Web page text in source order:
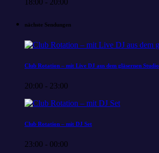
18:00 - 20:00
nächste Sendungen
Club Rotation – mit Live DJ aus dem gläsernen Studio
20:00 - 23:00
Club Rotation – mit DJ Set
23:00 - 00:00